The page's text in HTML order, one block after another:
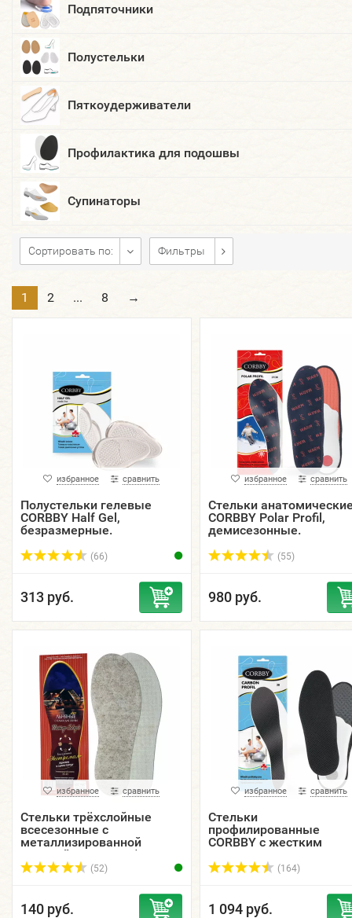
Подпяточники
Полустельки
Пяткоудерживатели
Профилактика для подошвы
Супинаторы
Сортировать по: Фильтры
1 2 ... 8 →
избранное сравнить
Полустельки гелевые
CORBBY Half Gel,
безразмерные.
(66)
313 руб.
избранное сравнить
Стельки
CORBBY Polar Profil,
демисезонные.
(55)
980 руб.
избранное сравнить
Стельки трёхслойные
всесезонные с
металлизированной
пленкой ПитерStep's
"Экстремал",(52)
140 руб.
избранное сравнить
Стельки
профилированные
CORBBY с жестким
мембранной тканью
(164)
1 094 руб.